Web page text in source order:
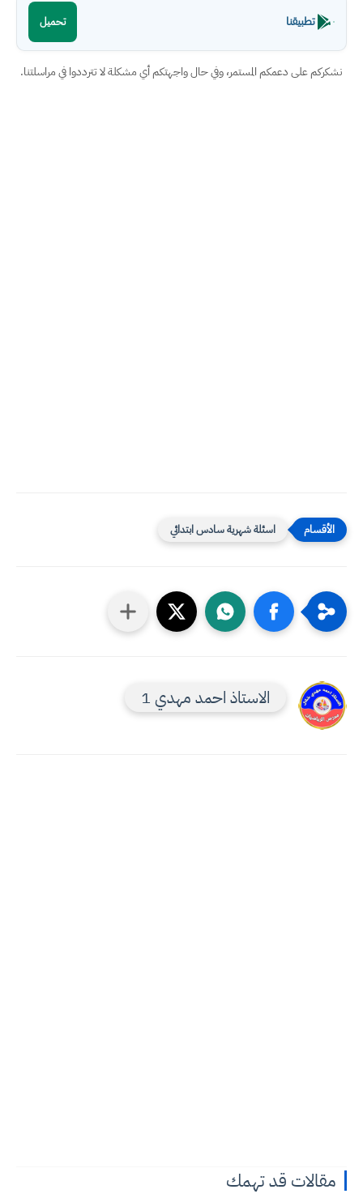
تطبيقنا تحميل
نشكركم على دعمكم المستمر، وفي حال واجهتكم أي مشكلة لا تترددوا في مراسلتنا.
اسئلة شهرية سادس ابتدائي
الاستاذ احمد مهدي 1
مقالات قد تهمك